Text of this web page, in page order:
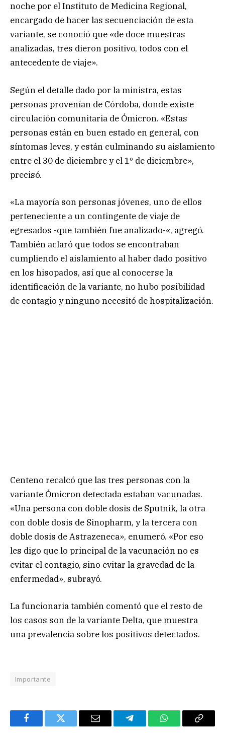
noche por el Instituto de Medicina Regional,
encargado de hacer las secuenciación de esta
variante, se conoció que «de doce muestras
analizadas, tres dieron positivo, todos con el
antecedente de viaje».
Según el detalle dado por la ministra, estas
personas provenían de Córdoba, donde existe
circulación comunitaria de Ómicron. «Estas
personas están en buen estado en general, con
síntomas leves, y están culminando su aislamiento
entre el 30 de diciembre y el 1º de diciembre»,
precisó.
«La mayoría son personas jóvenes, uno de ellos
perteneciente a un contingente de viaje de
egresados -que también fue analizado-«, agregó.
También aclaró que todos se encontraban
cumpliendo el aislamiento al haber dado positivo
en los hisopados, así que al conocerse la
identificación de la variante, no hubo posibilidad
de contagio y ninguno necesitó de hospitalización.
Centeno recalcó que las tres personas con la
variante Ómicron detectada estaban vacunadas.
«Una persona con doble dosis de Sputnik, la otra
con doble dosis de Sinopharm, y la tercera con
doble dosis de Astrazeneca», enumeró. «Por eso
les digo que lo principal de la vacunación no es
evitar el contagio, sino evitar la gravedad de la
enfermedad», subrayó.
La funcionaria también comentó que el resto de
los casos son de la variante Delta, que muestra
una prevalencia sobre los positivos detectados.
Importante
FacebookTwitter Email TelegramWhatsAppCopy